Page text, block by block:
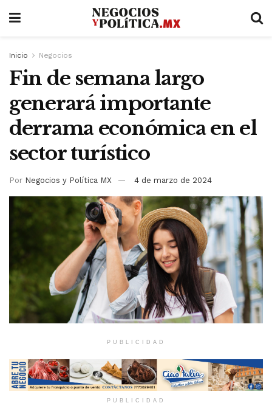
Inicio Negocios
Fin de semana largo
generará importante
derrama económica en el
sector turístico
Por Negocios y Política MX 4 de marzo de 2024
PUBLICIDAD
PUBLICIDAD